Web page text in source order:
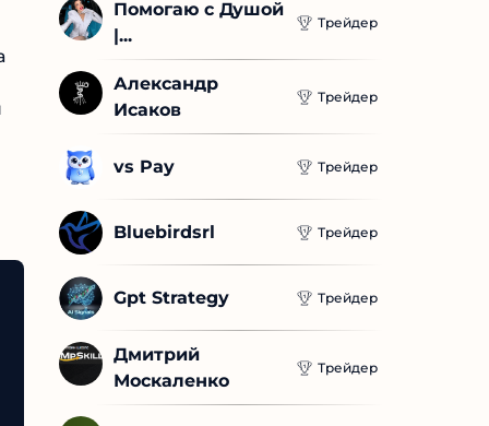
Помогаю с Душой
|...
Трейдер
Александр
Исаков
Трейдер
vs Pay Трейдер
Bluebirdsrl Трейдер
Gpt Strategy Трейдер
Дмитрий
Москаленко
Трейдер